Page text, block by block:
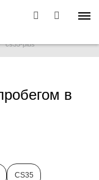
cs35-plus
в
CS35